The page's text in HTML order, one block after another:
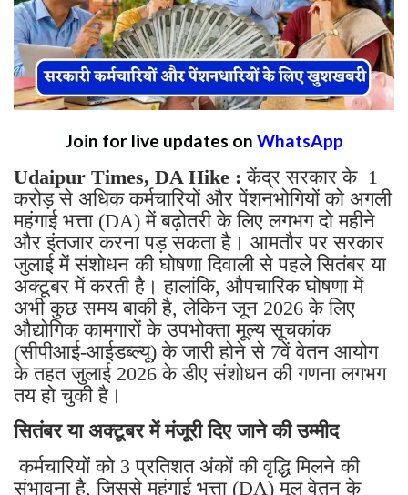
Join for live updates on WhatsApp
Udaipur Times, DA Hike :केंद्र सरकार के 1
करोड़ से अधिक कर्मचारियों और पेंशनभोगियों को अगली
महंगाई भत्ता (DA) में बढ़ोतरी के लिए लगभग दो महीने
और इंतजार करना पड़ सकता है। आमतौर पर सरकार
जुलाई में संशोधन की घोषणा दिवाली से पहले सितंबर या
अक्टूबर में करती है। हालांकि, औपचारिक घोषणा में
अभी कुछ समय बाकी है, लेकिन जून 2026 के लिए
औद्योगिक कामगारों के उपभोक्ता मूल्य सूचकांक
(सीपीआई-आईडब्ल्यू) के जारी होने से 7वें वेतन आयोग
के तहत जुलाई 2026 के डीए संशोधन की गणना लगभग
तय हो चुकी है।
सितंबर या अक्टूबर में मंजूरी दिए जाने की उम्मीद
कर्मचारियों को 3 प्रतिशत अंकों की वृद्धि मिलने की
संभावना है, जिससे महंगाई भत्ता (DA) मूल वेतन के